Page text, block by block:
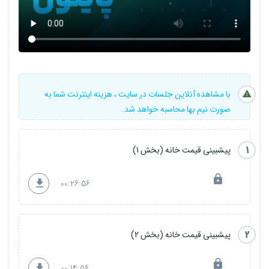
سمت پیاده‌سازی مدل‌های رگرسیون در پایتون حرکت خواهید کرد. در
ادامه به چندین نکته کلیدی از مباحث آموزشی این دوره اشاره شده است:
پیش‌پردازش داده‌ها
: در این بخش یاد می‌گیرید چگونه داده‌های خام را
داده‌های پرت (outliers) گرفته تا جایگذاری داده‌های گمشده، همه چیز
به شما آموزش داده خواهد شد.
مدل‌سازی با رگرسیون خطی: شما با اصول رگرسیون خطی آشنا می‌شوید
و یاد می‌گیرید چگونه می‌توان روابط بین متغیرهای مستقل (ویژگی‌های
خانه) و متغیر وابسته (قیمت خانه) را تحلیل کرد.
رگرسیون چندگانه
: در این بخش یاد می‌گیرید چگونه چندین ویژگی را به
صورت همزمان در مدل پیش‌بینی خود دخیل کنید و به طور علمی تاثیر هر
کدام را بر قیمت نهایی خانه تحلیل کنید.
انتخاب ویژگی‌ها
: در هر مجموعه داده‌ای برخی ویژگی‌ها ممکن است از
دیگر ویژگی‌ها مهم‌تر باشند. با روش‌های انتخاب ویژگی (Feature
با مشاهده آنلاین جلسات در سایت ، هزینه اینترنت شما به
صورت نیم بها محاسبه خواهد شد.
1 پیشبینی قیمت خانه (بخش 1)
00:26:56
2 پیشبینی قیمت خانه (بخش 2)